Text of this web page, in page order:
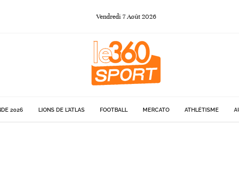
Vendredi 7Août 2026
2026 LIONS DE L'ATLAS FOOTBALL MERCATO ATHLÉTISME